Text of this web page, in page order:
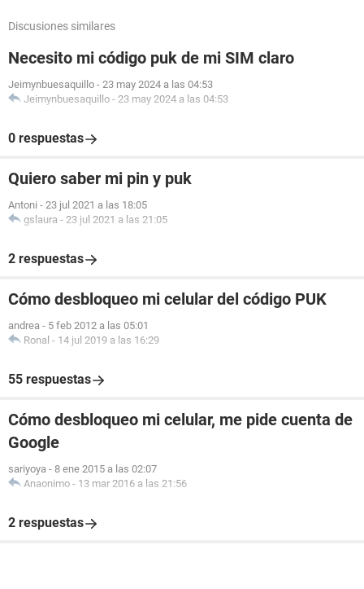
Discusiones similares
Necesito mi código puk de mi SIM claro
Jeimynbuesaquillo - 23 may 2024 a las 04:53
Jeimynbuesaquillo - 23 may 2024 a las 04:53
0 respuestas
Quiero saber mi pin y puk
Antoni - 23 jul 2021 a las 18:05
gslaura - 23 jul 2021 a las 21:05
2 respuestas
Cómo desbloqueo mi celular del código PUK
andrea - 5 feb 2012 a las 05:01
Ronal - 14 jul 2019 a las 16:29
55 respuestas
Cómo desbloqueo mi celular, me pide cuenta de
Google
sariyoya - 8 ene 2015 a las 02:07
Anaonimo - 13 mar 2016 a las 21:56
2 respuestas